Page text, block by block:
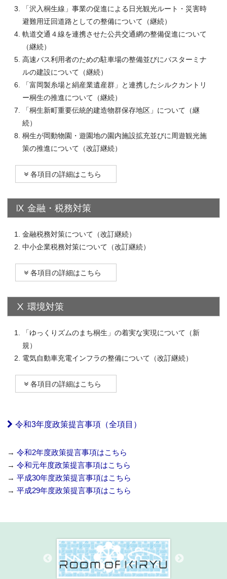
「沢入桐生線」事業の促進による日光観光ルート・災害時
避難用迂回道路としての整備について（継続）
軌道交通４線を連携させた公共交通網の整備促進について
（継続）
高速バス利用者のための駐車場の整備並びにバスターミナ
ルの建設について（継続）
「富岡製糸場と絹産業遺産群」と連携したシルクカントリ
ー桐生の推進について（継続）
「桐生新町重要伝統的建造物群保存地区」について（継
続）
桐生が岡動物園・遊園地の園内施設拡充並びに周遊観光施
策の推進について（改訂継続）
各項目の詳細はこちら
Ⅸ 金融・税務対策
金融税務対策について（改訂継続）
中小企業税務対策について（改訂継続）
各項目の詳細はこちら
Ⅹ 環境対策
「ゆっくりズムのまち桐生」の着実な実現について（新
規）
電気自動車充電インフラの整備について（改訂継続）
各項目の詳細はこちら
令和3年度政策提言事項（全項目）
→令和2年度政策提言事項はこちら
→令和元年度政策提言事項はこちら
→平成30年度政策提言事項はこちら
→平成29年度政策提言事項はこちら